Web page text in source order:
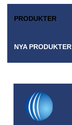
PRODUKTER
NYA PRODUKTER